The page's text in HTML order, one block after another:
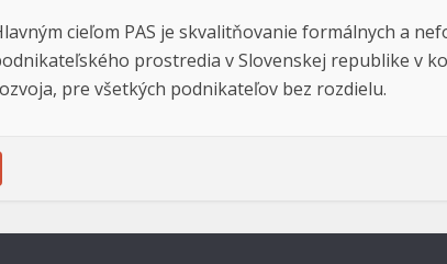
cieľom PAS je skvalitňovanie formálnych a
prostredia v Slovenskej republike v
pre všetkých podnikateľov bez rozdielu.